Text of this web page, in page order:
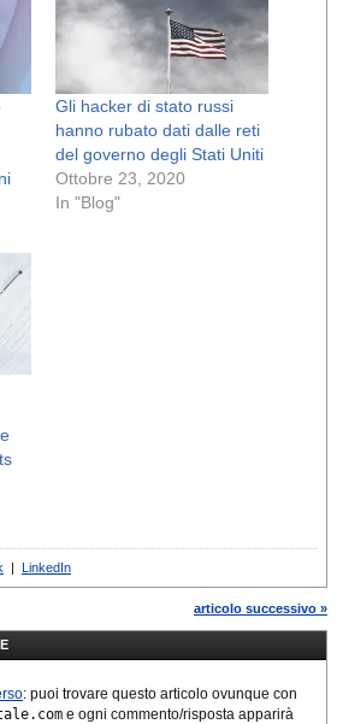
Gli hacker di stato russi
hanno rubato dati dalle reti
del governo degli Stati Uniti
Ottobre 23, 2020
In "Blog"
| LinkedIn
articolo successivo »
: puoi trovare questo articolo ovunque con
e ogni commento/risposta apparirà